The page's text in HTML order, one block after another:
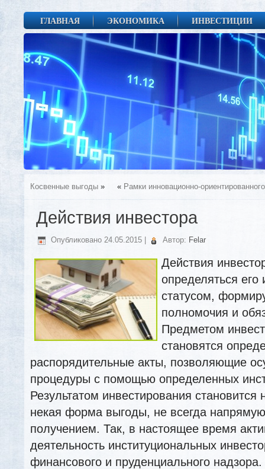
ГЛАВНАЯ ЭКОНОМИКА ИНВЕСТИЦИИ
Косвенные выгоды » « Рамки инновационно-
Действия инвестора
Опубликовано 24.05.2015 Автор: Felar
Действия
определяться
статусом,
полномочия и
Предметом
становятся
распорядительные акты, позволяющие
процедуры с помощью определенных
Результатом инвестирования становится
некая форма выгоды, не всегда напрямую
получением. Так, в настоящее время
деятельность институциональных
финансового и пруденциального